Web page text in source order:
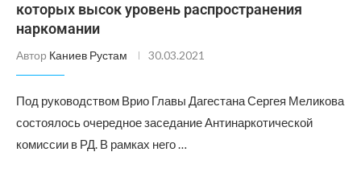
которых высок уровень распространения
наркомании
Автор Каниев Рустам 30.03.2021
Под руководством Врио Главы Дагестана Сергея Меликова
состоялось очередное заседание Антинаркотической
комиссии в РД. В рамках него …